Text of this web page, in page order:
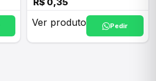
Ver produto Pedir